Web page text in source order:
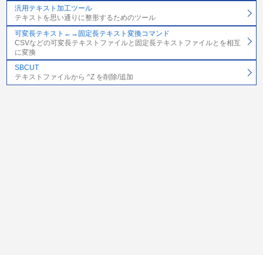
汎用テキスト加工ツール
テキストを思い通りに整形するためのツール
可変長テキスト←→固定長テキスト変換コマンド
CSVなどの可変長テキストファイルと固定長テキストファイルとを相互
に変換
SBCUT
テキストファイルから ^Z を削除/追加